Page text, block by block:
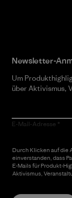
Newsletter-
Um
über Aktivismus,
E-Mail-Adresse
Durch Klicken auf die
einverstanden, dass
E-Mails für Produkt-
Aktivismus,